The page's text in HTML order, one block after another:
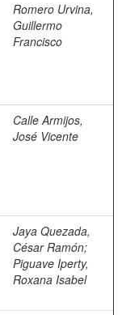
Romero Urvina,
Guillermo
Francisco
Calle Armijos,
José Vicente
Jaya Quezada,
César Ramón;
Piguave Iperty,
Roxana Isabel